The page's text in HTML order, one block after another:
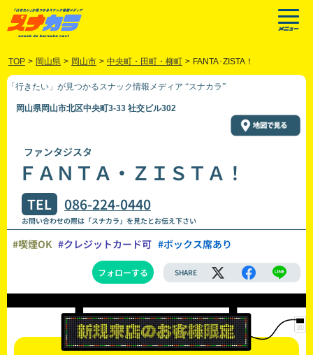
TOP > 岡山県 > 岡山市 > 中央町・田町・柳町 > FANTA･ZISTA！
「行きたい」が見つかるスナック情報メディア “スナカラ”
岡山県岡山市北区中央町3-33 社交ビル302
ファンタジスタ
ＦＡＮＴＡ・ＺＩＳＴＡ！
TEL 086-224-0440
お問い合わせの際は「スナカラ」を見たとお伝え下さい
#喫煙OK #クレジットカード可 #ボックス席あり
フォローする SHARE